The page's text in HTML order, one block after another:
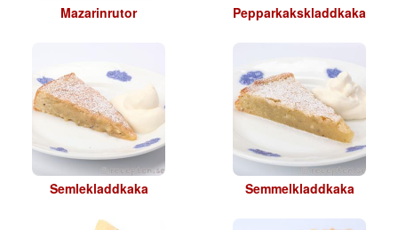
Mazarinrutor Pepparkakskladdkaka
Semlekladdkaka Semmelkladdkaka